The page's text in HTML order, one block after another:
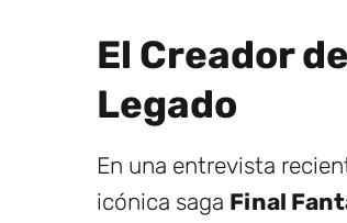
El Creador
Legado
En una entrevista
icónica saga Final